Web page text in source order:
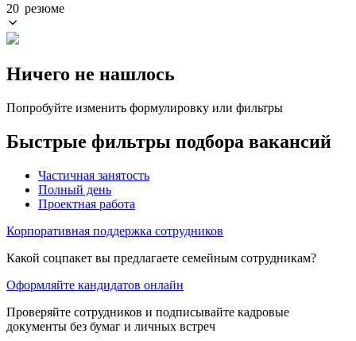
20 резюме
Ничего не нашлось
Попробуйте изменить формулировку или фильтры
Быстрые фильтры подбора вакансий
Частичная занятость
Полный день
Проектная работа
Корпоративная поддержка сотрудников
Какой соцпакет вы предлагаете семейным сотрудникам?
Оформляйте кандидатов онлайн
Проверяйте сотрудников и подписывайте кадровые
документы без бумаг и личных встреч